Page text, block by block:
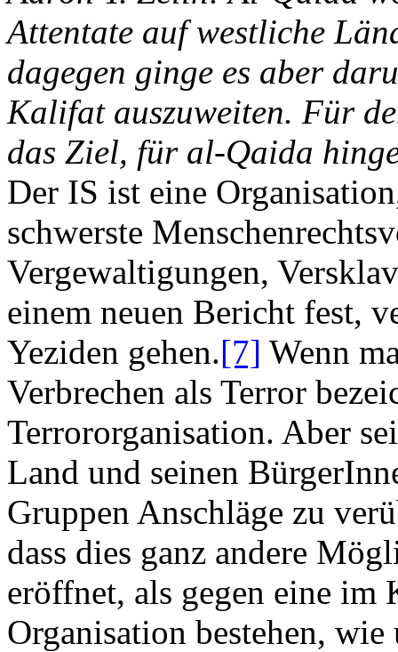
Attentate auf westliche
dagegen ginge es aber
Kalifat auszuweiten. Für
das Ziel, für al-Qaida
Der IS ist eine
schwerste
Vergewaltigungen,
einem neuen Bericht fest,
Yeziden gehen.[7] Wenn
Verbrechen als Terror
Terrororganisation. Aber
Land und seinen
Gruppen Anschläge zu
dass dies ganz andere
eröffnet, als gegen eine
Organisation bestehen,